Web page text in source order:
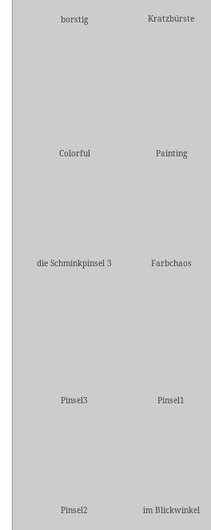
borstig
Kratzbürste
Colorful Painting
die Schminkpinsel 3 Farbchaos
Pinsel3 Pinsel1
Pinsel2
im Blickwinkel